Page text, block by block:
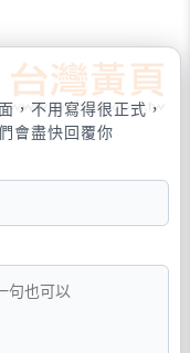
，不用寫得很正式，
會盡快回覆你